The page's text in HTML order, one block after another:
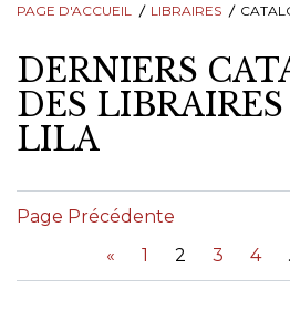
PAGE D'ACCUEIL LIBRAIRES
DERNIERS
DES
LILA
Page Précédente
«
1 2 3 4